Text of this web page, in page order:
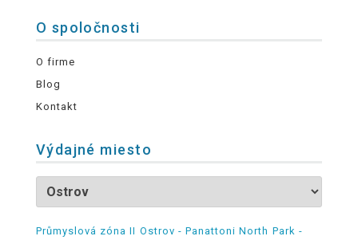
O spoločnosti
O firme
Blog
Kontakt
Výdajné miesto
Průmyslová zóna II Ostrov - Panattoni North Park -